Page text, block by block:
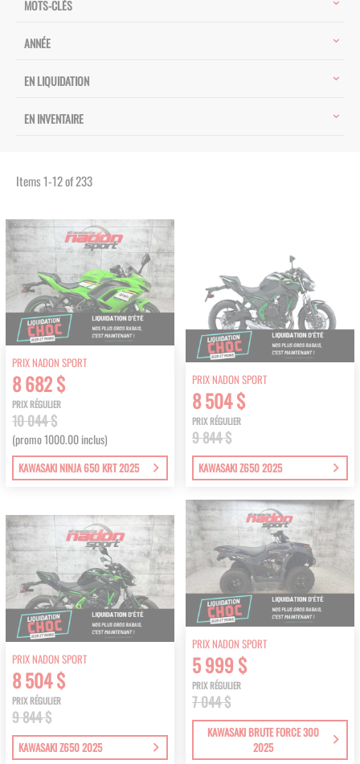
MOTS-CLÉS
ANNÉE
EN LIQUIDATION
EN INVENTAIRE
Items1-12of233
PRIX NADON SPORT
8 682 $
PRIX RÉGULIER
10 044 $
(promo 1000.00 inclus)
KAWASAKI NINJA 650 KRT 2025
PRIX NADON SPORT
8 504 $
PRIX RÉGULIER
9 844 $
KAWASAKI Z650 2025
PRIX NADON SPORT
8 504 $
PRIX RÉGULIER
9 844 $
KAWASAKI Z650 2025
PRIX NADON SPORT
5 999 $
PRIX RÉGULIER
7 044 $
KAWASAKI BRUTE FORCE 300
2025